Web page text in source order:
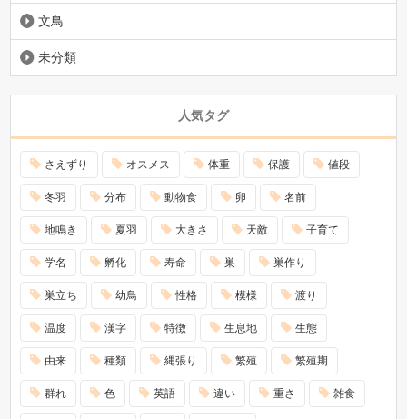
文鳥
未分類
人気タグ
さえずり オスメス 体重 保護 値段
冬羽 分布 動物食 卵 名前
地鳴き 夏羽 大きさ 天敵 子育て
学名 孵化 寿命 巣 巣作り
巣立ち 幼鳥 性格 模様 渡り
温度 漢字 特徴 生息地 生態
由来 種類 縄張り 繁殖 繁殖期
群れ 色 英語 違い 重さ 雑食